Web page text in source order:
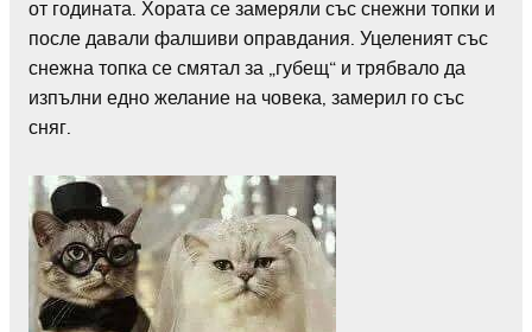
от годината. Хората се замеряли със снежни топки и
после давали фалшиви оправдания. Уцеленият със
снежна топка се смятал за „губещ“ и трябвало да
изпълни едно желание на човека, замерил го със
сняг.